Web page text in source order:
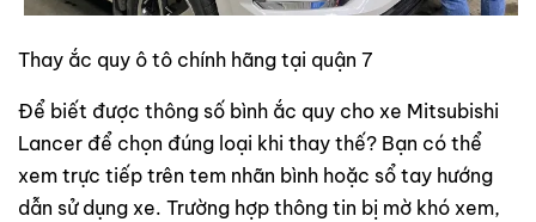
Thay ắc quy ô tô chính hãng tại quận 7
Để biết được thông số bình ắc quy cho xe Mitsubishi
Lancer để chọn đúng loại khi thay thế? Bạn có thể
xem trực tiếp trên tem nhãn bình hoặc sổ tay hướng
dẫn sử dụng xe. Trường hợp thông tin bị mờ khó xem,